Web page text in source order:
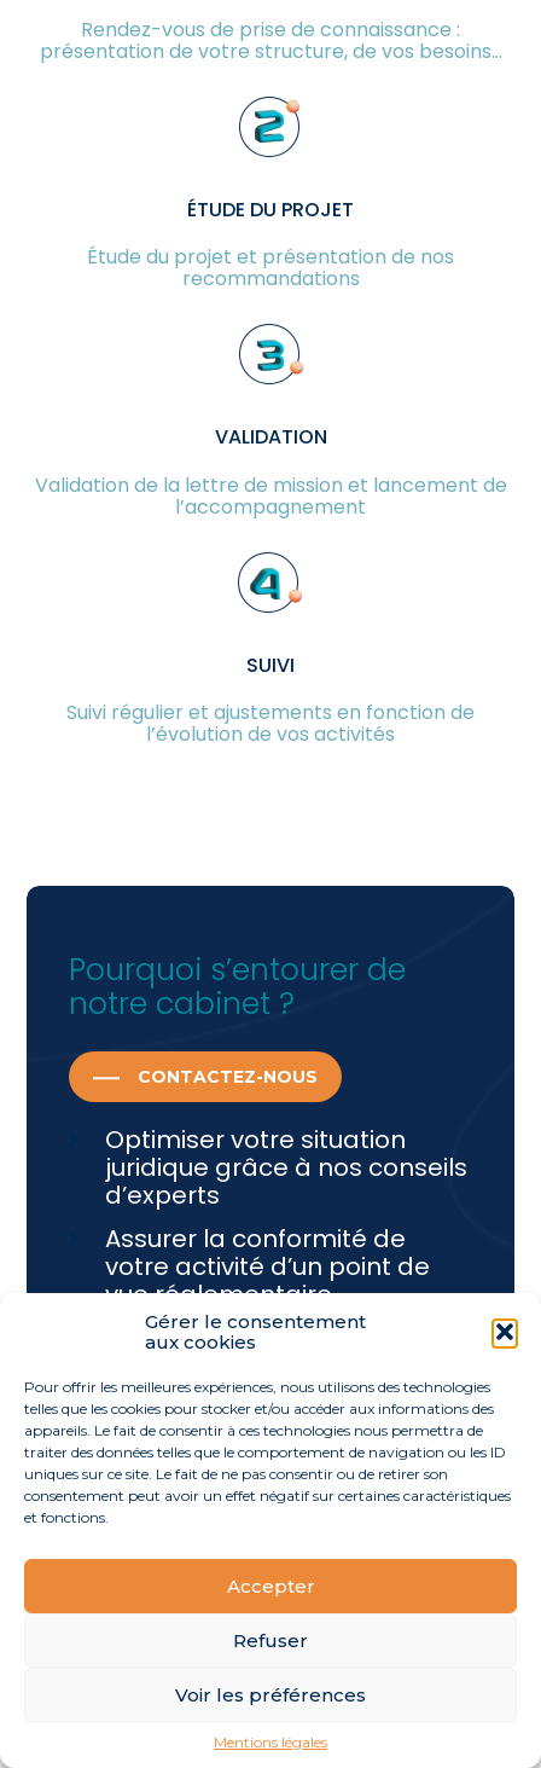
Gérer le consentement
aux cookies
Pour offrir les meilleures expériences, nous utilisons des technologies
telles que les cookies pour stocker et/ou accéder aux informations des
appareils. Le fait de consentir à ces technologies nous permettra de
traiter des données telles que le comportement de navigation ou les ID
uniques sur ce site. Le fait de ne pas consentir ou de retirer son
consentement peut avoir un effet négatif sur certaines caractéristiques
et fonctions.
Accepter
Refuser
Voir les préférences
Mentions légales
Rendez-vous de prise de connaissance :
présentation de votre structure, de vos besoins…
ÉTUDE DU PROJET
Étude du projet et présentation de nos
recommandations
VALIDATION
Validation de la lettre de mission et lancement de
l’accompagnement
SUIVI
Suivi régulier et ajustements en fonction de
l’évolution de vos activités
Pourquoi s’entourer de
notre cabinet ?
CONTACTEZ-NOUS
Optimiser votre situation
juridique grâce à nos conseils
d’experts
Assurer la conformité de
votre activité d’un point de
vue réglementaire
Gagner du temps et de la
Vous concentrer sur votre
métier
POUR FACILITER LA GESTION DE VOTRE
DISPOSITION DES OUTILS INNOVANTS :